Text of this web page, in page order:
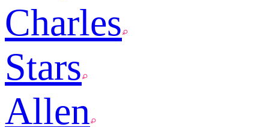
Charles
Stars
Allen